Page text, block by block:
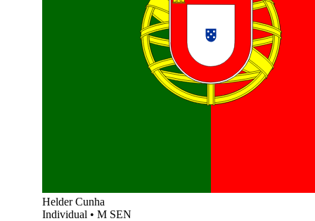
Helder Cunha
Individual • M SEN